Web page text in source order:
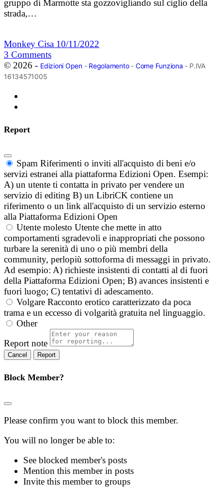
gruppo di Marmotte sta gozzovigliando sul ciglio della
strada,…
Monkey Cisa 10/11/2022
3 Comments
© 2026 - Edizioni Open- Regolamento- Come Funziona - P.IVA
16134571005
Report
Spam Riferimenti o inviti all'acquisto di beni e/o
servizi estranei alla piattaforma Edizioni Open. Esempi:
A) un utente ti contatta in privato per vendere un
servizio di editing B) un LibriCK contiene un
riferimento o un link all'acquisto di un servizio esterno
alla Piattaforma Edizioni Open
Utente molesto Utente che mette in atto
comportamenti sgradevoli e inappropriati che possono
turbare la serenità di uno o più membri della
community, perlopiù sottoforma di messaggi in privato.
Ad esempio: A) richieste insistenti di contatti al di fuori
della Piattaforma Edizioni Open; B) avances insistenti e
fuori luogo; C) tentativi di adescamento.
Volgare Racconto erotico caratterizzato da poca
trama e un eccesso di volgarità gratuita nel linguaggio.
Other
Report note
Report
Block Member?
Please confirm you want to block this member.
You will no longer be able to:
See blocked member's posts
Mention this member in posts
Invite this member to groups